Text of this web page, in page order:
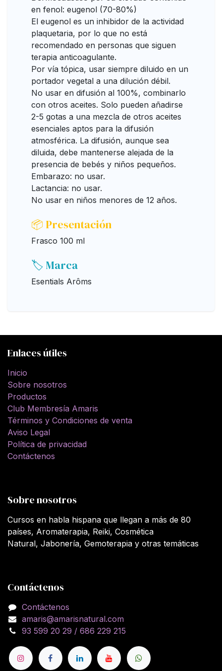
en fenol: eugenol (70-80%)
El eugenol es un inhibidor de la actividad
plaquetaria, por lo que no está
recomendado en personas que siguen
terapia anticoagulante.
Por vía tópica, usar siempre diluido en un
portador vegetal a una dilución débil.
No usar en difusión al 100%, combinarlo
con otros aceites. Solo pueden añadirse
2-5 gotas a una mezcla de otros aceites
esenciales aptos para la difusión
atmosférica. La difusión, aunque sea
diluida, debe mantenerse alejada de la
presencia de bebés y niños pequeños.
Embarazo: no usar.
Lactancia: no usar.
No usar en niños menores de 12 años.
📦 Presentación
Frasco 100 ml
🏷️ Marca
Esentials Arôms
Enlaces útiles
Inicio
Sobre nosotros
Productos
Club Membresía Amaris
Términos y Condiciones de venta
Aviso Legal
Política de privacidad
Contáctenos
Sobre nosotros
Cursos en habla hispana que llegan a más de 80
países, Aromaterapia, Reiki, Cosmética
Natural, Jabonería, Gemoterapia y otras temáticas
Contáctenos
Contáctenos
amaris@amarisnatural.com
93 599 20 29 / 686 229 215